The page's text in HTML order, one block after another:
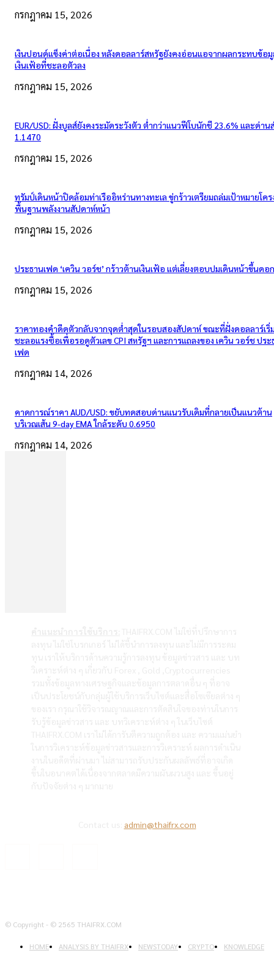
กรกฎาคม 15, 2026
เงินปอนด์แข็งค่าต่อเนื่อง หลังดอลลาร์สหรัฐยังคงอ่อนแอจากผลกระทบข้อ
เงินเฟ้อที่ชะลอตัวลง
กรกฎาคม 15, 2026
EUR/USD: ฝั่งบูลส์ยังคงระมัดระวังตัว ต่ำกว่าแนวฟีโบนักชี 23.6% และด่า
1.1470
กรกฎาคม 15, 2026
ทรัมป์เดินหน้าปิดล้อมท่าเรืออิหร่านทางทะเล ขู่กร้าวเตรียมถล่มเป้าหมายโคร
พื้นฐานพลังงานสัปดาห์หน้า
กรกฎาคม 15, 2026
ประธานเฟด ‘เควิน วอร์ช’ กร้าวต้านเงินเฟ้อ แต่เลี่ยงตอบปมเดินหน้าขึ้นดอ
กรกฎาคม 15, 2026
ราคาทองคำดีดตัวกลับจากจุดต่ำสุดในรอบสองสัปดาห์ ขณะที่ฝั่งดอลลาร์เริ่
ชะลอแรงซื้อเพื่อรอดูตัวเลข CPI สหรัฐฯ และการแถลงของ เควิน วอร์ช ประ
เฟด
กรกฎาคม 14, 2026
คาดการณ์ราคา AUD/USD: ขยับทดสอบด่านแนวรับเดิมที่กลายเป็นแนวต้าน
บริเวณเส้น 9-day EMA ใกล้ระดับ 0.6950
กรกฎาคม 14, 2026
admin@thaifrx.com
© Copyright - © 2565 THAIFRX.COM
HOME ANALYSIS BY THAIFRX NEWSTODAY CRYPTO KNOWLEDGE